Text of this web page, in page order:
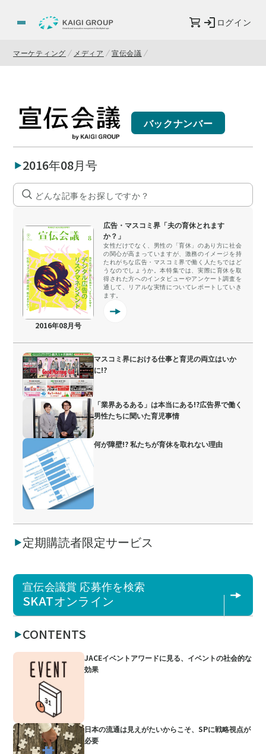
ログイン
マーケティング メディア 宣伝会議
バックナンバー
2016年08月号
2016年08月号
広告・マスコミ界「夫の育休とれます
か？」
女性だけでなく、男性の「育休」のあり方に社会
の関心が高まっていますが、激務のイメージを持
たれがちな広告・マスコミ界で働く人たちではど
うなのでしょうか。本特集では、実際に育休を取
得された方へのインタビューやアンケート調査を
通して、リアルな実情についてレポートしていき
ます。
マスコミ界における仕事と育児の両立はいか
に!?
「業界あるある」は本当にある!?広告界で働く
男性たちに聞いた育児事情
何が障壁!? 私たちが育休を取れない理由
定期購読者限定サービス
宣伝会議賞 応募作を検索
SKATオンライン
CONTENTS
JACEイベントアワードに見る、イベントの社会的な
効果
日本の流通は見えがたいからこそ、SPに戦略視点が
必要